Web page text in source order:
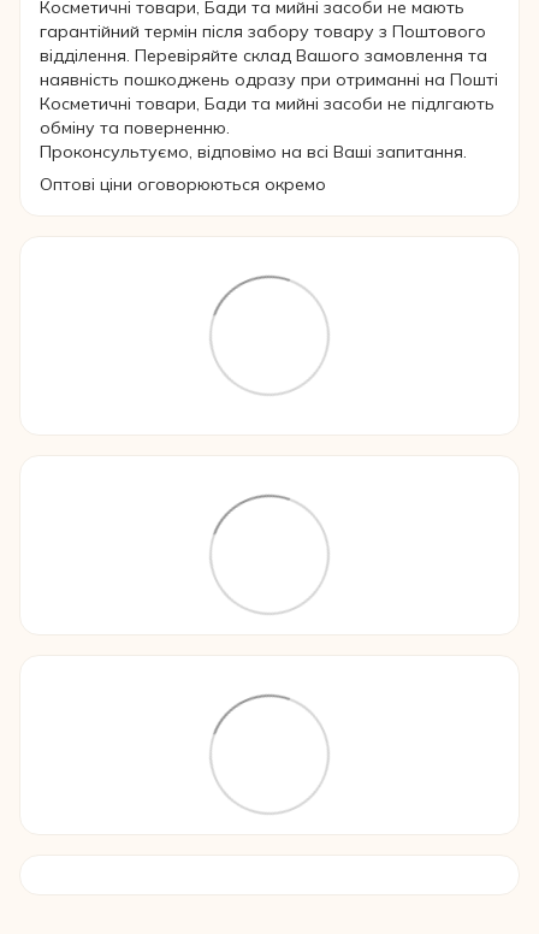
Косметичні товари, Бади та мийні засоби не мають
гарантійний термін після забору товару з Поштового
відділення. Перевіряйте склад Вашого замовлення та
наявність пошкоджень одразу при отриманні на Пошті
Косметичні товари, Бади та мийні засоби не підлгають
обміну та поверненню.
Проконсультуємо, відповімо на всі Ваші запитання.
Оптові ціни оговорюються окремо